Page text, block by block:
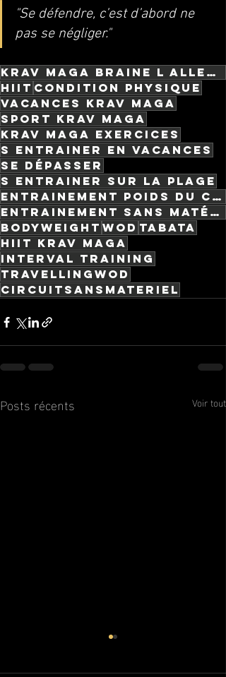
"Se défendre, c’est d’abord ne
pas se négliger."
krav maga braine l alleud
HIIT condition physique
vacances krav maga
sport krav maga
krav maga exercices
s entrainer en vacances
se dépasser
s entrainer sur la plage
entrainement poids du corps
entrainement sans matériel
bodyweight WOD TABATA
HIIT krav maga
INTERVAL TRAINING
travellingwod
circuitsansmateriel
Posts récents Voir tout